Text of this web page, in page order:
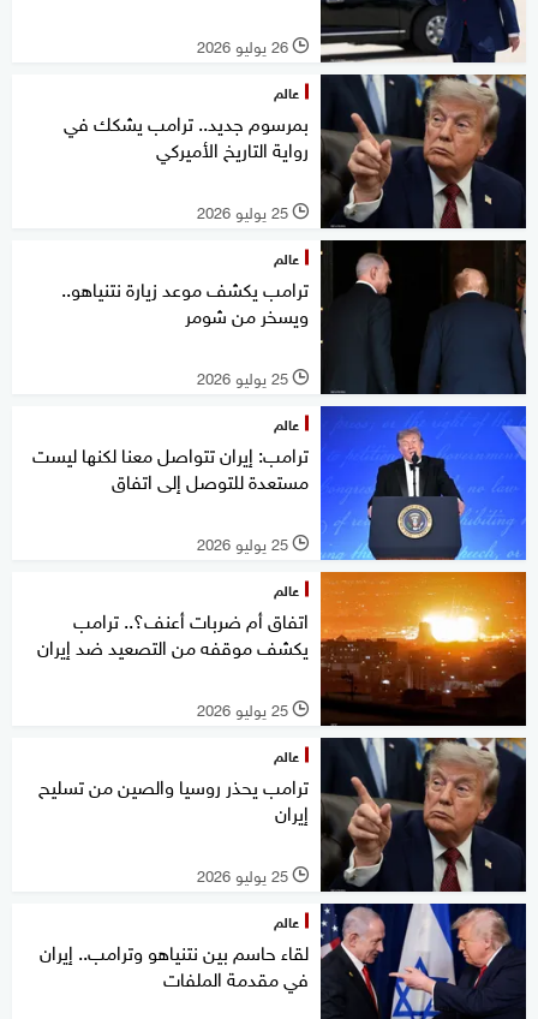
l 26 يوليو 2026
عالم
بمرسوم جديد.. ترامب يشكك في
رواية التاريخ الأميركي
l 25 يوليو 2026
عالم
ترامب يكشف موعد زيارة نتنياهو..
ويسخر من شومر
l 25 يوليو 2026
عالم
ترامب: إيران تتواصل معنا لكنها ليست
مستعدة للتوصل إلى اتفاق
l 25 يوليو 2026
عالم
اتفاق أم ضربات أعنف؟.. ترامب
يكشف موقفه من التصعيد ضد إيران
l 25 يوليو 2026
عالم
ترامب يحذر روسيا والصين من تسليح
إيران
l 25 يوليو 2026
عالم
لقاء حاسم بين نتنياهو وترامب.. إيران
في مقدمة الملفات